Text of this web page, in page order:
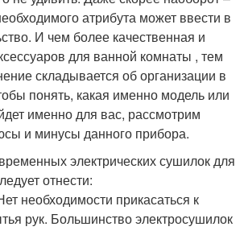
атрибута может ввести в
И чем более качественная и
для ванной комнаты , тем
складывается об организации в
понять, какая именно модель или
именно для вас, рассмотрим
и минусы данного прибора.
электрических сушилок для
отнести:
необходимости прикасаться к
рук. Большинство электросушилок